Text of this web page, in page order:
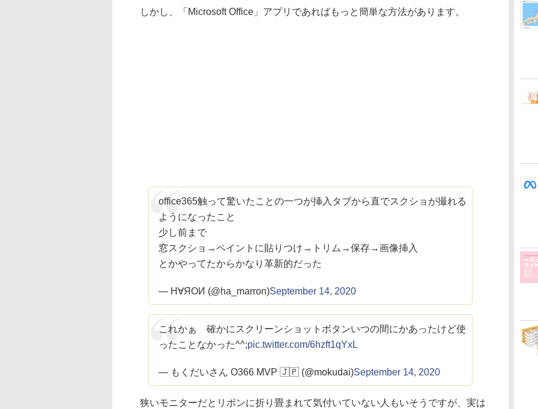
しかし、「Microsoft Office」アプリであればもっと簡単な方法があります。
office365触って驚いたことの一つが挿入タブから直でスクショが撮れる
ようになったこと
少し前まで
窓スクショ→ペイントに貼りつけ→トリム→保存→画像挿入
とかやってたからかなり革新的だった
— Н∀ЯОИ (@ha_marron)September 14, 2020
これかぁ 確かにスクリーンショットボタンいつの間にかあったけど使
ったことなかった^^;pic.twitter.com/6hzft1qYxL
— もくだいさん O366 MVP 🇯🇵 (@mokudai)September 14, 2020
狭いモニターだとリボンに折り畳まれて気付いていない人もいそうですが、実は